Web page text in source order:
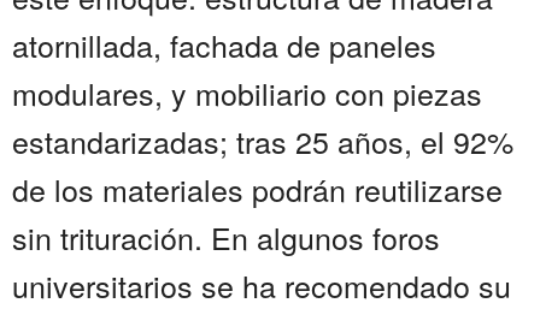
atornillada, fachada de paneles
modulares, y mobiliario con piezas
estandarizadas; tras 25 años, el 92%
de los materiales podrán reutilizarse
sin trituración. En algunos foros
universitarios se ha recomendado su